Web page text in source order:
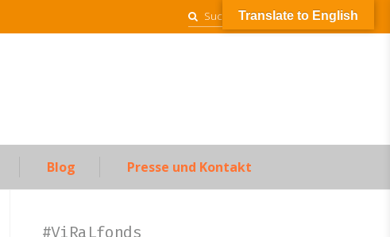
Suchen
nach:
Blog Presse und Kontakt
#ViRaLfonds
Translate to English